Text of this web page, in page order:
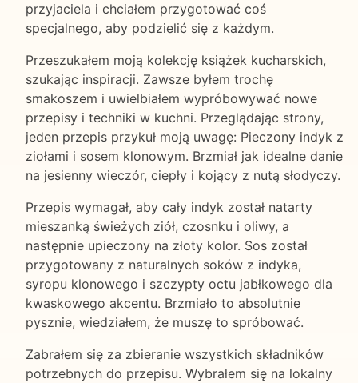
przyjaciela i chciałem przygotować coś
specjalnego, aby podzielić się z każdym.
Przeszukałem moją kolekcję książek kucharskich,
szukając inspiracji. Zawsze byłem trochę
smakoszem i uwielbiałem wypróbowywać nowe
przepisy i techniki w kuchni. Przeglądając strony,
jeden przepis przykuł moją uwagę: Pieczony indyk z
ziołami i sosem klonowym. Brzmiał jak idealne danie
na jesienny wieczór, ciepły i kojący z nutą słodyczy.
Przepis wymagał, aby cały indyk został natarty
mieszanką świeżych ziół, czosnku i oliwy, a
następnie upieczony na złoty kolor. Sos został
przygotowany z naturalnych soków z indyka,
syropu klonowego i szczypty octu jabłkowego dla
kwaskowego akcentu. Brzmiało to absolutnie
pysznie, wiedziałem, że muszę to spróbować.
Zabrałem się za zbieranie wszystkich składników
potrzebnych do przepisu. Wybrałem się na lokalny